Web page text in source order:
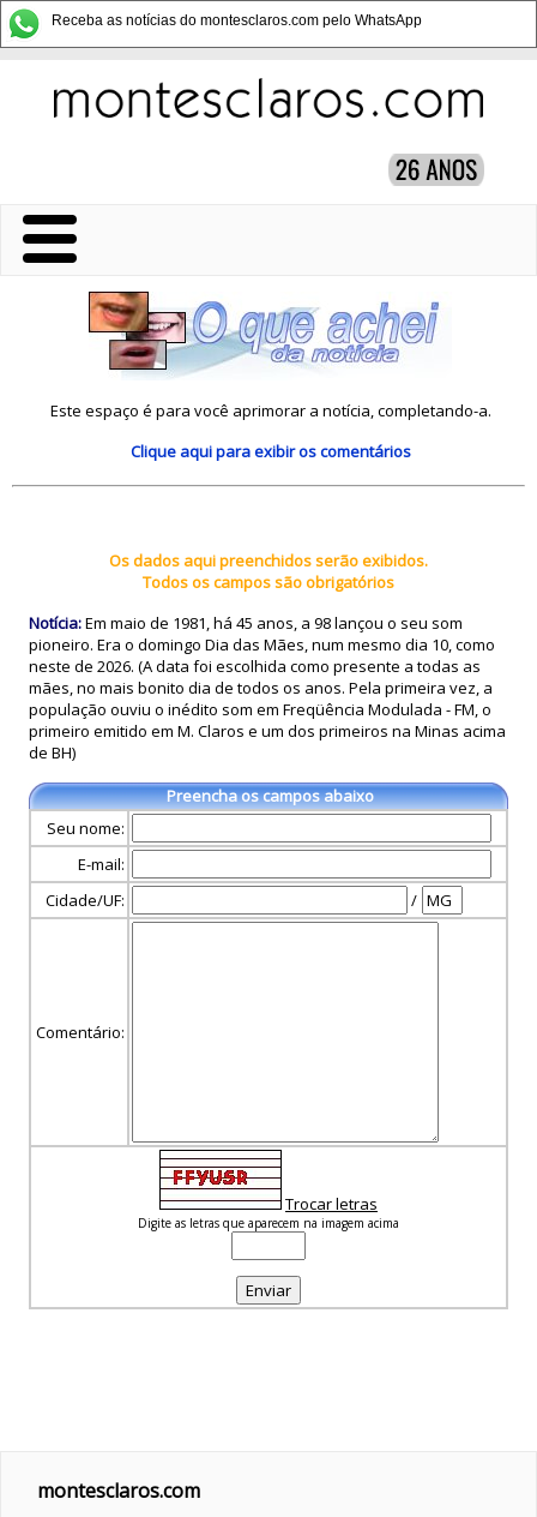
Receba as notícias do montesclaros.com pelo WhatsApp
Este espaço é para você aprimorar a notícia, completando-a.
Clique aquipara exibir os comentários
Os dados aqui preenchidos serão exibidos.
Todos os campos são obrigatórios
Notícia:Em maio de 1981, há 45 anos, a 98 lançou o seu som
pioneiro. Era o domingo Dia das Mães, num mesmo dia 10, como
neste de 2026. (A data foi escolhida como presente a todas as
mães, no mais bonito dia de todos os anos. Pela primeira vez, a
população ouviu o inédito som em Freqüência Modulada - FM, o
primeiro emitido em M. Claros e um dos primeiros na Minas acima
de BH)
Preencha os campos abaixo
Seu nome:
E-mail:
Cidade/UF:
/
Comentário:
Trocar letras
Digite as letras que aparecem na imagem acima
montesclaros.com